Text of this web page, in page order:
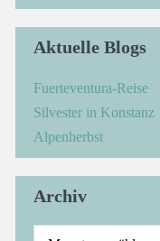
Aktuelle Blogs
Fuerteventura-Reise
Silvester in Konstanz
Alpenherbst
Archiv